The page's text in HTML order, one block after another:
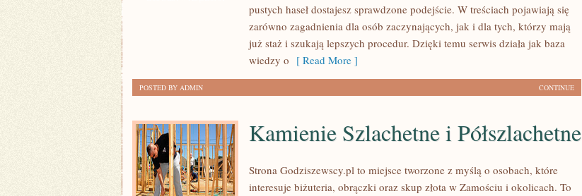
BUDŻETOWANIE
pustych haseł dostajesz sprawdzone podejście. W treściach pojawiają się
zarówno zagadnienia dla osób zaczynających, jak i dla tych, którzy mają
już staż i szukają lepszych procedur. Dzięki temu serwis działa jak baza
wiedzy o [ Read More ]
CONTINUE
POSTED BY ADMIN
Kamienie Szlachetne i Półszlachetne
Strona Godziszewscy.pl to miejsce tworzone z myślą o osobach, które
interesuje biżuteria, obrączki oraz skup złota w Zamościu i okolicach. To